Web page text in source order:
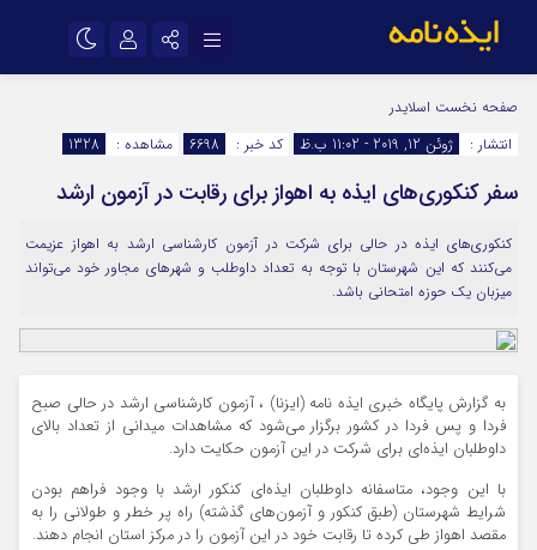
اینستاگرام
سروش
ایتا
آپارات
اپلیکیشن رمز عبور
مرا به خاطر بسپار
صفحه نخست اسلایدر
انتشار :
ژوئن 12, 2019 - 11:02 ب.ظ کد خبر : 6698 مشاهده : 1328
سفر کنکوری‌های ایذه به اهواز برای رقابت در آزمون ارشد
کنکوری‌های ایذه در حالی برای شرکت در آزمون کارشناسی ارشد به اهواز عزیمت
می‌کنند که این شهرستان با توجه به تعداد داوطلب و شهرهای مجاور خود می‌تواند
میزبان یک حوزه امتحانی باشد.
به گزارش پایگاه خبری ایذه نامه (ایزنا) ، آزمون کارشناسی ارشد در حالی صبح
فردا و پس فردا در کشور برگزار می‌شود که مشاهدات میدانی از تعداد بالای
داوطلبان ایذه‌ای برای شرکت در این آزمون حکایت دارد.
با این وجود، متاسفانه داوطلبان ایذه‌ای کنکور ارشد با وجود فراهم بودن
شرایط شهرستان (طبق کنکور و آزمون‌های گذشته) راه پر خطر و طولانی را به
مقصد اهواز طی کرده تا رقابت خود در این آزمون را در مرکز استان انجام دهند.